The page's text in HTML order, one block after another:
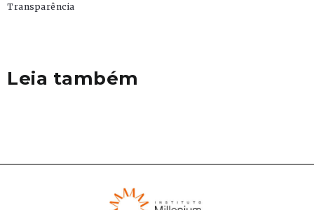
Transparência
Leia também